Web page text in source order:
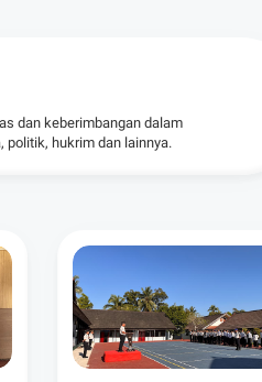
dan keberimbangan dalam
politik, hukrim dan lainnya.